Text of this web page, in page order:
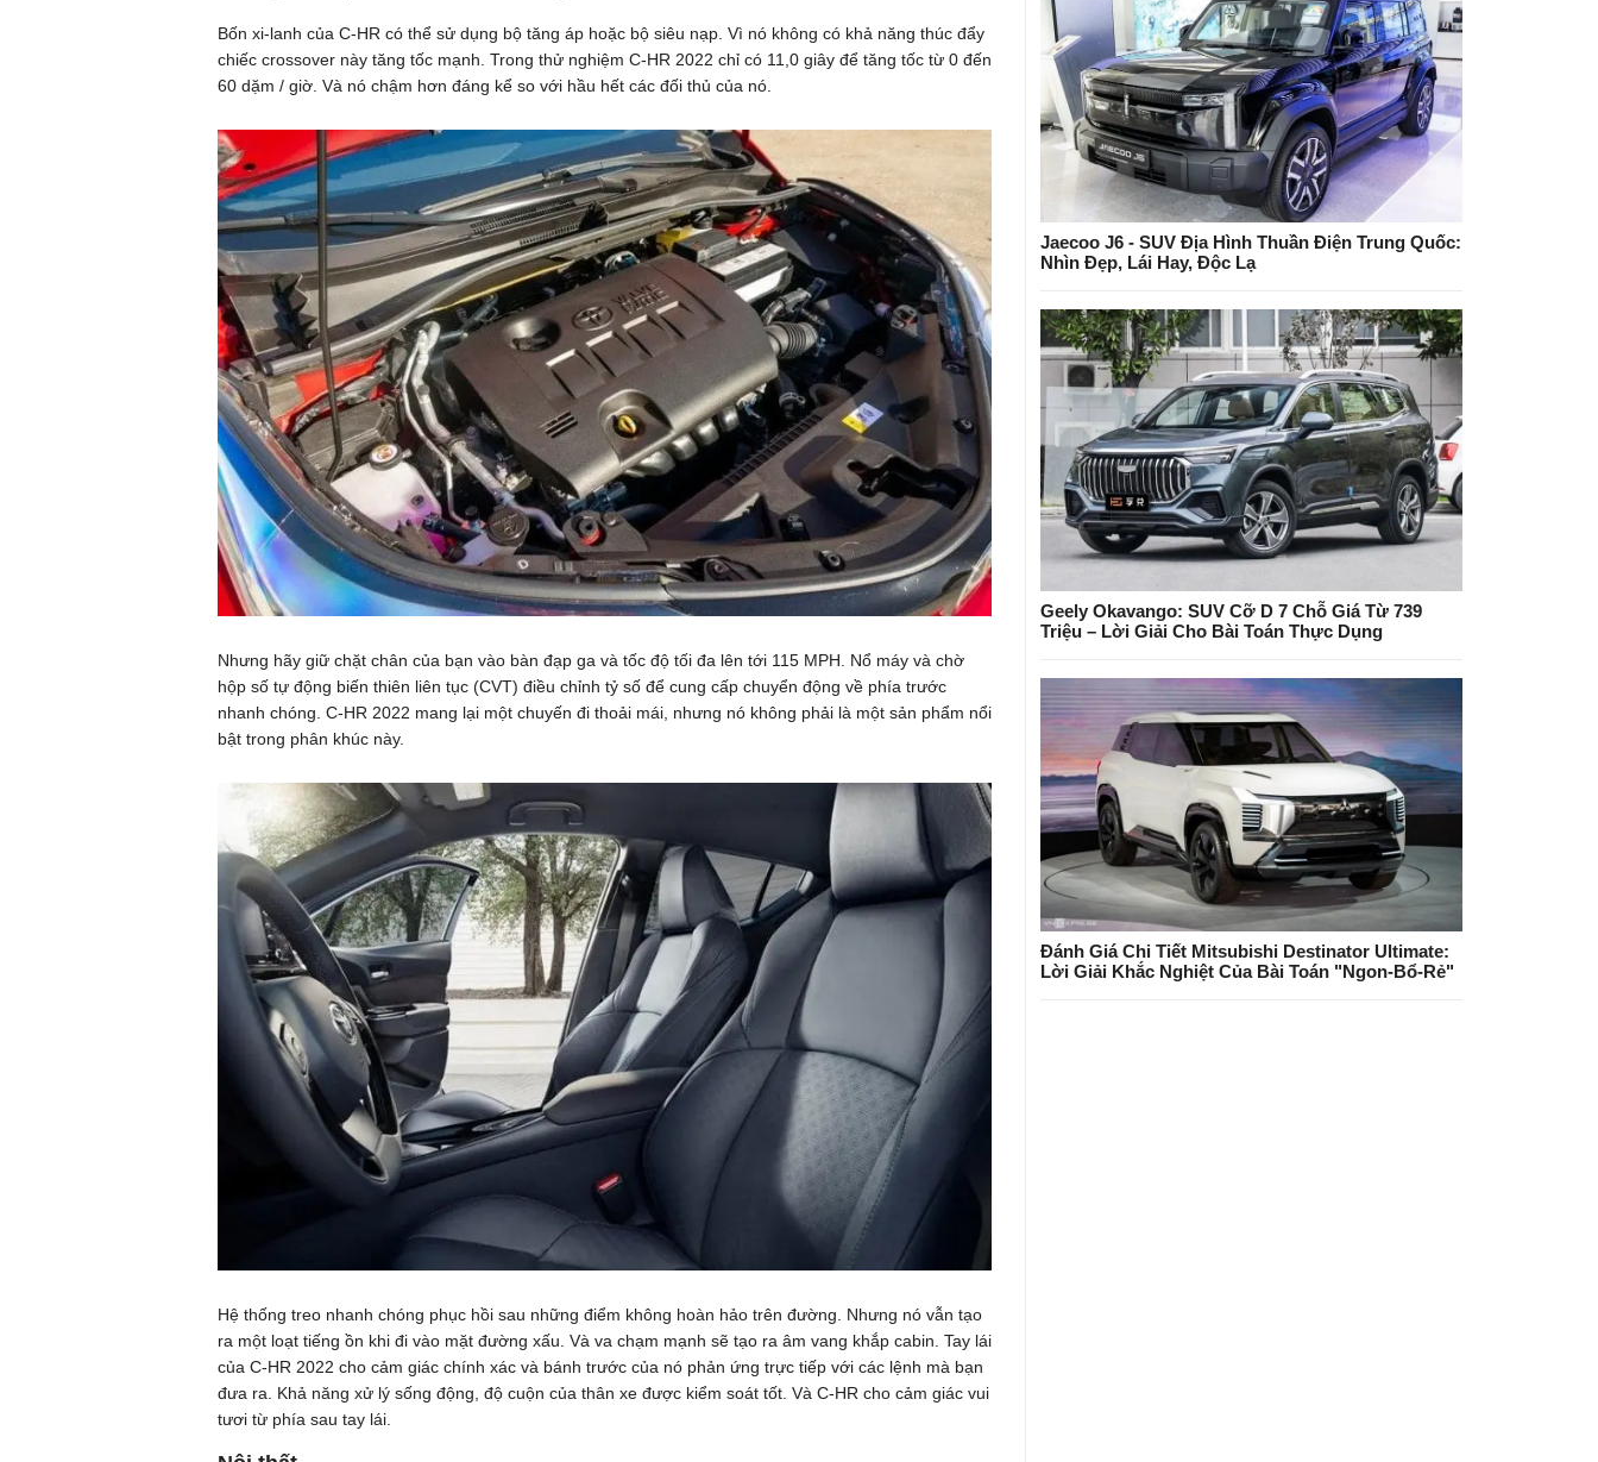
Bốn xi-lanh của C-HR có thể sử dụng bộ tăng áp hoặc bộ siêu nạp. Vì nó không có khả năng thúc đẩy
chiếc crossover này tăng tốc mạnh. Trong thử nghiệm C-HR 2022 chỉ có 11,0 giây để tăng tốc từ 0 đến
60 dặm / giờ. Và nó chậm hơn đáng kể so với hầu hết các đối thủ của nó.
Nhưng hãy giữ chặt chân của bạn vào bàn đạp ga và tốc độ tối đa lên tới 115 MPH. Nổ máy và chờ
hộp số tự động biến thiên liên tục (CVT) điều chỉnh tỷ số để cung cấp chuyển động về phía trước
nhanh chóng. C-HR 2022 mang lại một chuyến đi thoải mái, nhưng nó không phải là một sản phẩm nổi
bật trong phân khúc này.
Hệ thống treo nhanh chóng phục hồi sau những điểm không hoàn hảo trên đường. Nhưng nó vẫn tạo
ra một loạt tiếng ồn khi đi vào mặt đường xấu. Và va chạm mạnh sẽ tạo ra âm vang khắp cabin. Tay lái
của C-HR 2022 cho cảm giác chính xác và bánh trước của nó phản ứng trực tiếp với các lệnh mà bạn
đưa ra. Khả năng xử lý sống động, độ cuộn của thân xe được kiểm soát tốt. Và C-HR cho cảm giác vui
tươi từ phía sau tay lái.
Jaecoo J6 - SUV Địa Hình Thuần Điện Trung Quốc:
Nhìn Đẹp, Lái Hay, Độc Lạ
Geely Okavango: SUV Cỡ D 7 Chỗ Giá Từ 739
Triệu – Lời Giải Cho Bài Toán Thực Dụng
Đánh Giá Chi Tiết Mitsubishi Destinator Ultimate:
Lời Giải Khắc Nghiệt Của Bài Toán "Ngon-Bổ-Rẻ"